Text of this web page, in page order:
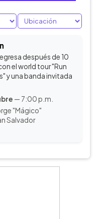
después de 10
el world tour "Run
y una banda invitada
— 7:00 p.m.
"Mágico"
Salvador